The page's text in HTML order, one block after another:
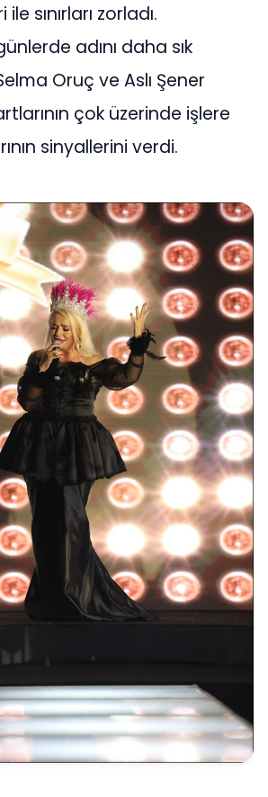
sınırları zorladı.
adını daha sık
Oruç ve Aslı Şener
çok üzerinde işlere
sinyallerini verdi.